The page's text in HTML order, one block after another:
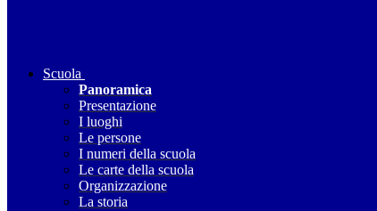
Scuola
Panoramica
Presentazione
I luoghi
Le persone
I numeri della scuola
Le carte della scuola
Organizzazione
La storia